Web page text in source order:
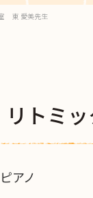
室 東 愛美先生
リトミ
アノ